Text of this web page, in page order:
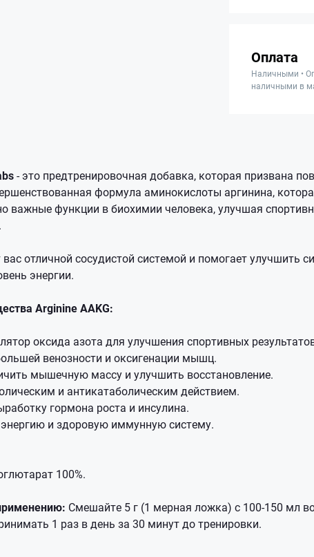
Оплата
Наличными •
наличными в
- это предтренировочная добавка, которая призвана
формула аминокислоты аргинина,
важные функции в биохимии человека, улучшая
вас отличной сосудистой системой и помогает улучшить
энергии.
Arginine AAKG:
оксида азота для улучшения спортивных
венозности и оксигенации мышц.
мышечную массу и улучшить восстановление.
и антикатаболическим действием.
гормона роста и инсулина.
и здоровую иммунную систему.
100%.
Смешайте 5 г (1 мерная ложка) с 100-150 мл
1 раз в день за 30 минут до тренировки.